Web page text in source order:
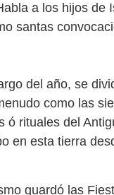
a los hijos
santas
del año, se
como las
ó rituales del
en esta tierra
guardó las